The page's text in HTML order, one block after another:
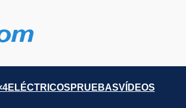
ELÉCTRICOS PRUEBASVÍDEOS